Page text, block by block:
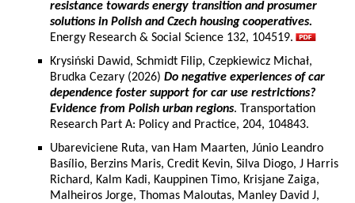
resistance towards energy transition and prosumer
solutions in Polish and Czech housing cooperatives.
Energy Research & Social Science 132, 104519.
Krysiński Dawid, Schmidt Filip, Czepkiewicz Michał,
Brudka Cezary (2026) Do negative experiences of car
dependence foster support for car use restrictions?
Evidence from Polish urban regions. Transportation
Research Part A: Policy and Practice, 204, 104843.
Ubareviciene Ruta, van Ham Maarten, Júnio Leandro
Basílio, Berzins Maris, Credit Kevin, Silva Diogo, J Harris
Richard, Kalm Kadi, Kauppinen Timo, Krisjane Zaiga,
Malheiros Jorge, Thomas Maloutas, Manley David J,